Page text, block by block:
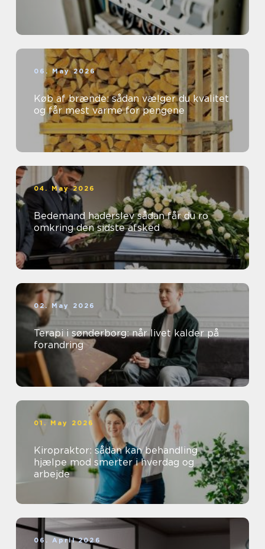
06. May 2026
Køb af brænde: sådan vælger du kvalitet
og får mest varme for pengene
04. May 2026
Bedemand haderslev sådan får du ro
omkring den sidste afsked
02. May 2026
Terapi i sønderborg: når livet kalder på
forandring
01. May 2026
Kiropraktor: sådan kan behandling
hjælpe mod smerter i hverdag og
arbejde
06. April 2026